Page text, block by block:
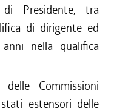
Presidente, tra
di dirigente ed
nella qualifica
Commissioni
estensori delle